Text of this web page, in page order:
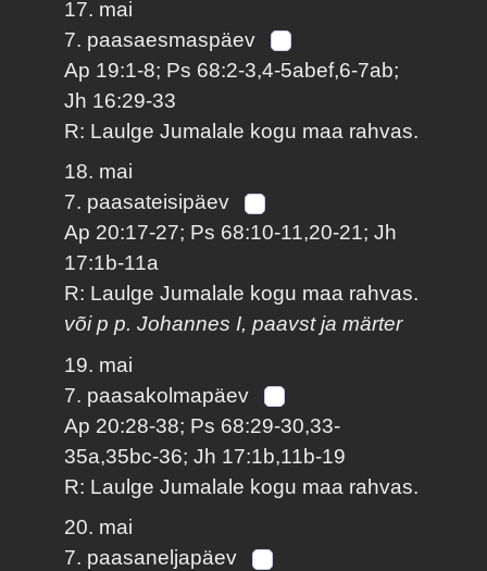
17. mai
7. paasaesmaspäev
Ap 19:1-8; Ps 68:2-3,4-5abef,6-7ab;
Jh 16:29-33
R: Laulge Jumalale kogu maa rahvas.
18. mai
7. paasateisipäev
Ap 20:17-27; Ps 68:10-11,20-21; Jh
17:1b-11a
R: Laulge Jumalale kogu maa rahvas.
või p p. Johannes I, paavst ja märter
19. mai
7. paasakolmapäev
Ap 20:28-38; Ps 68:29-30,33-
35a,35bc-36; Jh 17:1b,11b-19
R: Laulge Jumalale kogu maa rahvas.
20. mai
7. paasaneljapäev